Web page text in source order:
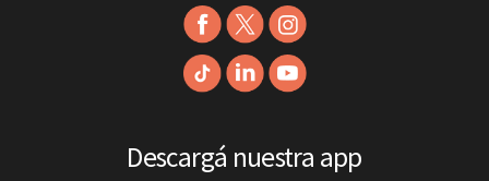
Descargá nuestra app